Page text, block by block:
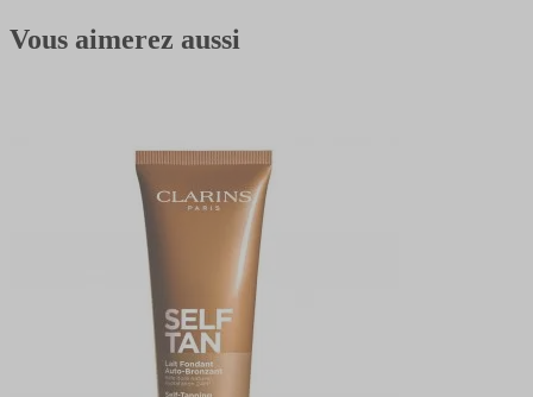
Vous aimerez aussi